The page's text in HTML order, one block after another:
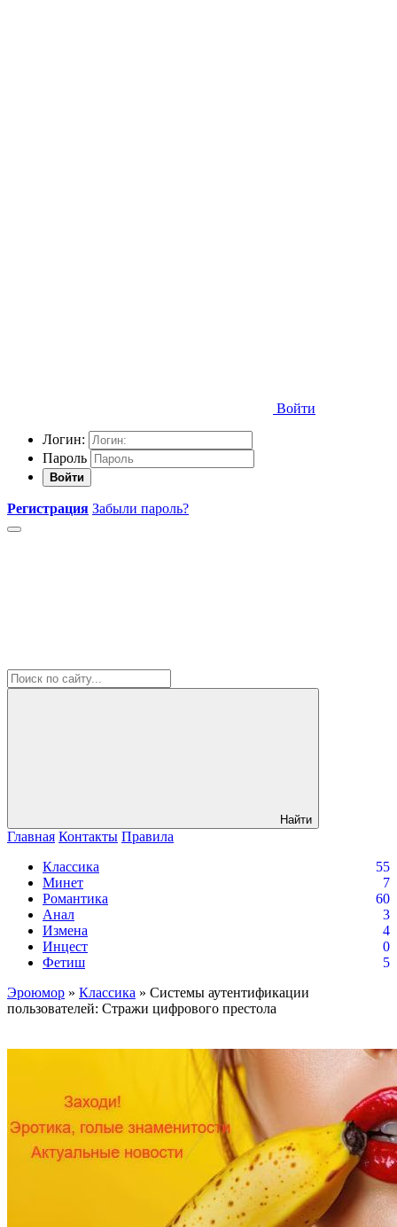
Войти
Логин:
Пароль
Войти
Регистрация Забыли пароль?
Найти
Главная Контакты Правила
Классика
55
Минет
7
Романтика
60
Анал
3
Измена
4
Инцест
0
Фетиш
5
Эроюмор » Классика » Системы аутентификации
пользователей: Стражи цифрового престола